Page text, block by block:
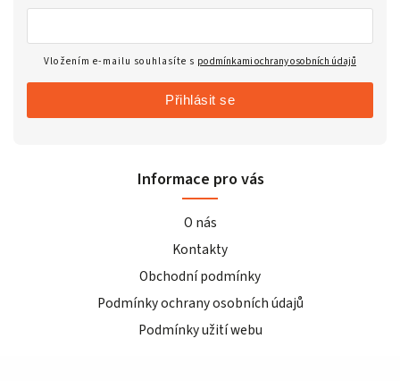
Vložením e-mailu souhlasíte s podmínkami ochrany osobních údajů
Přihlásit se
Informace pro vás
O nás
Kontakty
Obchodní podmínky
Podmínky ochrany osobních údajů
Podmínky užití webu